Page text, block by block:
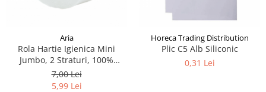
Aria
Rola Hartie Igienica Mini
Jumbo, 2 Straturi, 100%
Celuloza
7,00 Lei
5,99 Lei
Horeca Trading Distribution
Plic C5 Alb Siliconic
0,31 Lei